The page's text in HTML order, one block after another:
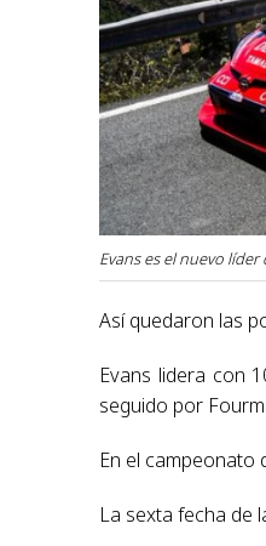
Evans es el nuevo
Así quedaron las
Evans lidera con
seguido por
En el campeonato
La sexta fecha de